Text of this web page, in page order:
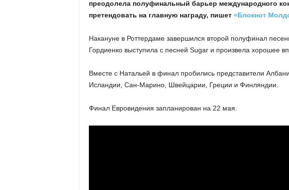
преодолела полуфинальный барьер международного
претендовать на главную награду, пишет «Блокнот
Накануне в Роттердаме завершился второй полуфинал
Гордиенко выступила с песней Sugar и произвела хорошее
Вместе с Натальей в финал пробились представители
Исландии, Сан-Марино, Швейцарии, Греции и Финляндии.
Финал Евровидения запланирован на 22 мая.